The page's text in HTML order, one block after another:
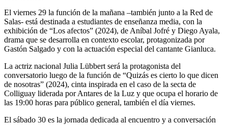
El viernes 29 la función de la mañana –también junto a la Red de
Salas- está destinada a estudiantes de enseñanza media, con la
exhibición de “Los afectos” (2024), de Aníbal Jofré y Diego Ayala,
drama que se desarrolla en contexto escolar, protagonizada por
Gastón Salgado y con la actuación especial del cantante Gianluca.
La actriz nacional Julia Lübbert será la protagonista del
conversatorio luego de la función de “Quizás es cierto lo que dicen
de nosotras” (2024), cinta inspirada en el caso de la secta de
Colliguay liderada por Antares de la Luz y que ocupa el horario de
las 19:00 horas para público general, también el día viernes.
El sábado 30 es la jornada dedicada al encuentro y a conversación